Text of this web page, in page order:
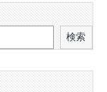
検索